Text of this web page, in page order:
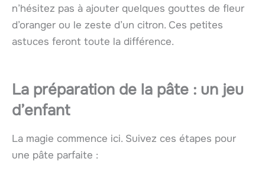
n’hésitez pas à ajouter quelques gouttes de fleur
d’oranger ou le zeste d’un citron. Ces petites
astuces feront toute la différence.
La préparation de la pâte : un jeu
d’enfant
La magie commence ici. Suivez ces étapes pour
une pâte parfaite :